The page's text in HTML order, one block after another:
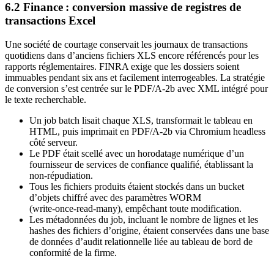
6.2 Finance : conversion massive de registres de
transactions Excel
Une société de courtage conservait les journaux de transactions
quotidiens dans d’anciens fichiers XLS encore référencés pour les
rapports réglementaires. FINRA exige que les dossiers soient
immuables pendant six ans et facilement interrogeables. La stratégie
de conversion s’est centrée sur le PDF/A‑2b avec XML intégré pour
le texte recherchable.
Un job batch lisait chaque XLS, transformait le tableau en
HTML, puis imprimait en PDF/A‑2b via Chromium headless
côté serveur.
Le PDF était scellé avec un horodatage numérique d’un
fournisseur de services de confiance qualifié, établissant la
non‑répudiation.
Tous les fichiers produits étaient stockés dans un bucket
d’objets chiffré avec des paramètres WORM
(write‑once‑read‑many), empêchant toute modification.
Les métadonnées du job, incluant le nombre de lignes et les
hashes des fichiers d’origine, étaient conservées dans une base
de données d’audit relationnelle liée au tableau de bord de
conformité de la firme.